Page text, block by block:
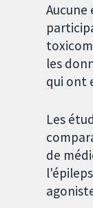
Aucune
les
qui ont
Les
de